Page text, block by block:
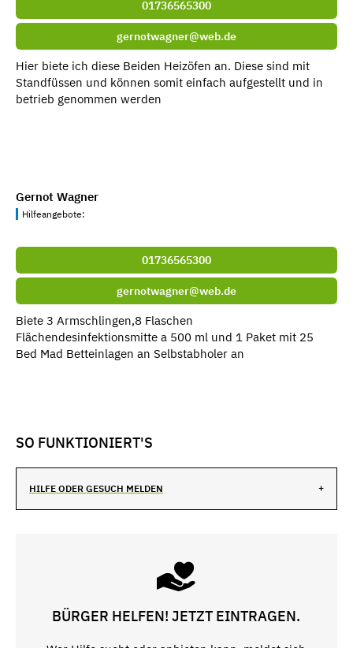
01736565300
gernotwagner@web.de
Hier biete ich diese Beiden Heizöfen an. Diese sind mit
Standfüssen und können somit einfach aufgestellt und in
betrieb genommen werden
Gernot Wagner
Hilfeangebote:
01736565300
gernotwagner@web.de
Biete 3 Armschlingen,8 Flaschen
Flächendesinfektionsmitte a 500 ml und 1 Paket mit 25
Bed Mad Betteinlagen an Selbstabholer an
SO FUNKTIONIERT'S
HILFE ODER GESUCH MELDEN
BÜRGER HELFEN! JETZT EINTRAGEN.